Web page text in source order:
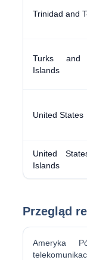
Trinidad and
Turks and
Islands
United States
United
Islands
Przegląd
Ameryka